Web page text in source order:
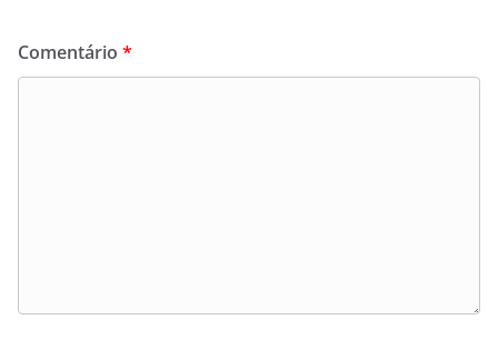
Comentário *